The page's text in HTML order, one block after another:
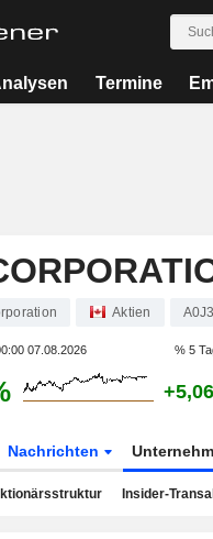
Termine
Aktien
07.08.2026 % 5
Nachrichten
Insider-